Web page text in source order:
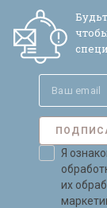
Я
их